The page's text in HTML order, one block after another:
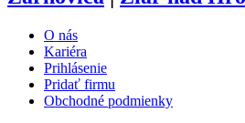
O nás
Kariéra
Prihlásenie
Pridať firmu
Obchodné podmienky